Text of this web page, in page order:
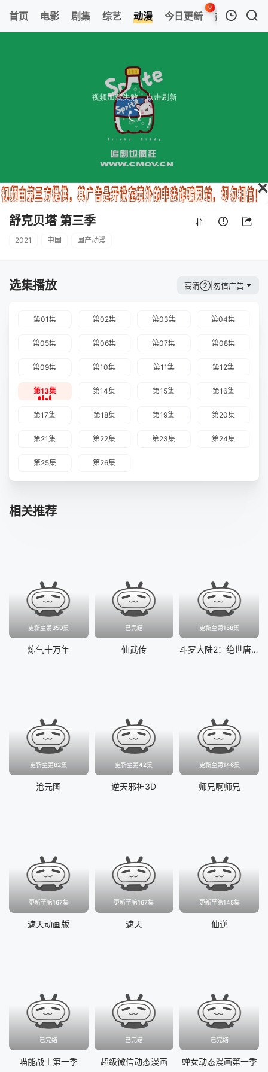
首页 电影 剧集 综艺 动漫 今日更新
0
热榜 APP
舒克贝塔 第三季
清空
舒克贝塔 第三季
2021 中国 国产动漫
选集播放 高清②|勿信广告
第01集 第02集 第03集 第04集
第05集 第06集 第07集 第08集
第09集 第10集 第11集 第12集
第13集 第14集 第15集 第16集
第17集 第18集 第19集 第20集
第21集 第22集 第23集 第24集
第25集 第26集
相关推荐
更新至第350集
炼气十万年
已完结
仙武传
更新至第158集
斗罗大陆2：绝世唐门
更新至第82集
沧元图
更新至第42集
逆天邪神3D
更新至第146集
师兄啊师兄
更新至第167集
遮天动画版
更新至第167集
遮天
更新至第145集
仙逆
已完结
喵能战士第一季
已完结
超级微信动态漫画
已完结
蝉女动态漫画第一季